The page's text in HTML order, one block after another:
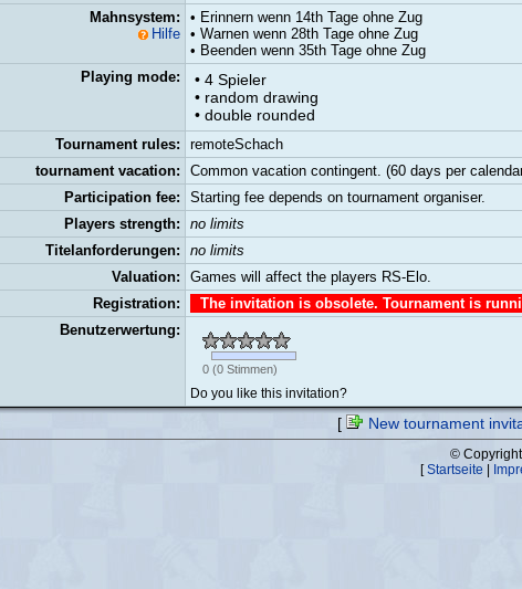
Mahnsystem:
Hilfe
• Erinnern wenn 14th Tage ohne Zug
• Warnen wenn 28th Tage ohne Zug
• Beenden wenn 35th Tage ohne Zug
Playing mode:
• 4 Spieler
• random drawing
• double rounded
Tournament rules:
remoteSchach
tournament vacation:
Common vacation contingent. (60 days per
Participation fee:
Starting fee depends on tournament organiser.
Players strength:
no limits
Titelanforderungen:
no limits
Valuation:
Games will affect the players RS-Elo.
Registration:
The invitation is obsolete. Tournament is
Benutzerwertung:
0(0Stimmen)
Do you like this invitation?
[ New tournament
©
[Startseite